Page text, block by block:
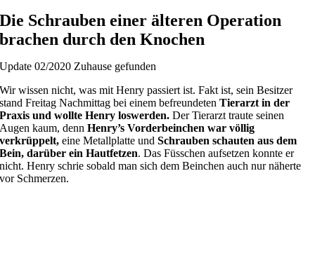
Die Schrauben einer älteren Operation
brachen durch den Knochen
Update 02/2020 Zuhause gefunden
Wir wissen nicht, was mit Henry passiert ist. Fakt ist, sein Besitzer
stand Freitag Nachmittag bei einem befreundetenTierarzt in der
Praxis und wollte Henry loswerden. Der Tierarzt traute seinen
Augen kaum, dennHenry’s Vorderbeinchen war völlig
verkrüppelt, eine Metallplatte undSchrauben schauten aus dem
Bein, darüber ein Hautfetzen. Das Füsschen aufsetzen konnte er
nicht. Henry schrie sobald man sich dem Beinchen auch nur näherte
vor Schmerzen.